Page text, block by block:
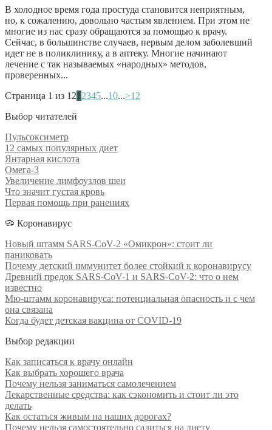
В холодное время года простуда становится неприятным,
но, к сожалению, довольно частым явлением. При этом не
многие из нас сразу обращаются за помощью к врачу.
Сейчас, в большинстве случаев, первым делом заболевший
идет не в поликлинику, а в аптеку. Многие начинают
лечение с так называемых «народных» методов,
проверенных...
Страница 1 из 121 2345...10...>12
Выбор читателей
Пульсоксиметр
12 самых популярных диет
Янтарная кислота
Омега-3
Увеличение лимфоузлов шеи
Что значит густая кровь
Первая помощь при ранениях
🦠 Коронавирус
Новый штамм SARS-CoV-2 «Омикрон»: стоит ли
паниковать
Почему детский иммунитет более стойкий к коронавирусу
Древний предок SARS-CoV-1 и SARS-CoV-2: что о нем
известно
Мю-штамм коронавируса: потенциальная опасность и с чем
она связана
Когда будет детская вакцина от COVID-19
Выбор редакции
Как записаться к врачу онлайн
Как выбрать хорошего врача
Почему нельзя заниматься самолечением
Лекарственные средства: как сэкономить и стоит ли это
делать
Как остаться живым на наших дорогах?
Почему нельзя самостоятельно садиться на диету